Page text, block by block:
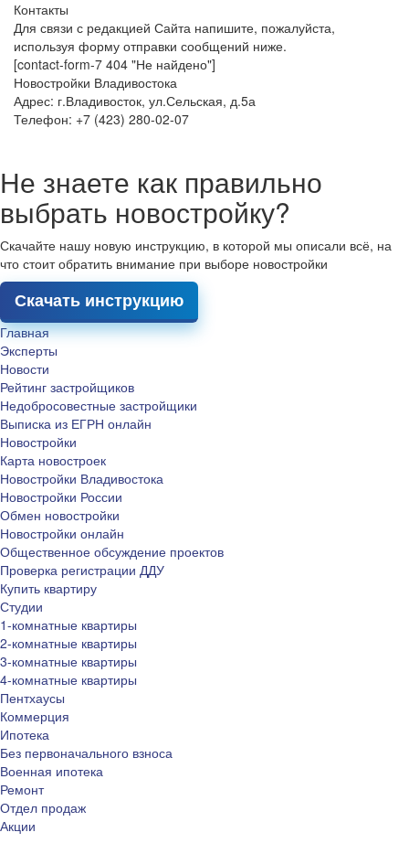
Контакты
Для связи с редакцией Сайта напишите, пожалуйста,
используя форму отправки сообщений ниже.
[contact-form-7 404 "Не найдено"]
Новостройки Владивостока
Адрес: г.Владивосток, ул.Сельская, д.5а
Телефон: +7 (423) 280-02-07
Не знаете как правильно
выбрать новостройку?
Скачайте нашу новую инструкцию, в которой мы описали всё, на
что стоит обратить внимание при выборе новостройки
Скачать инструкцию
Главная
Эксперты
Новости
Рейтинг застройщиков
Недобросовестные застройщики
Выписка из ЕГРН онлайн
Новостройки
Карта новостроек
Новостройки Владивостока
Новостройки России
Обмен новостройки
Новостройки онлайн
Общественное обсуждение проектов
Проверка регистрации ДДУ
Купить квартиру
Студии
1-комнатные квартиры
2-комнатные квартиры
3-комнатные квартиры
4-комнатные квартиры
Пентхаусы
Коммерция
Ипотека
Без первоначального взноса
Военная ипотека
Ремонт
Отдел продаж
Акции